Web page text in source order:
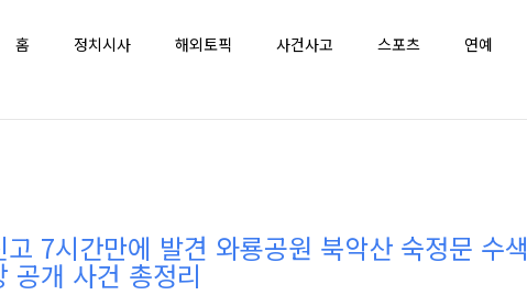
홈
정치시사 해외토픽 사건사고 스포츠 연예
7시간만에 발견 와룡공원 북악산 숙정문 수색
공개 사건 총정리